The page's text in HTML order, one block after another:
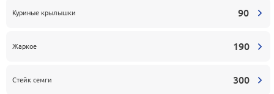
Куриные крылышки 90
Жаркое 190
Стейк семги 300